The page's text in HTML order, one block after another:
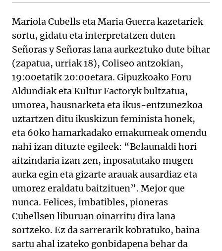
Mariola Cubells eta Maria Guerra kazetariek
sortu, gidatu eta interpretatzen duten
Señoras y Señoras lana aurkeztuko dute bihar
(zapatua, urriak 18), Coliseo antzokian,
19:00etatik 20:00etara. Gipuzkoako Foru
Aldundiak eta Kultur Factoryk bultzatua,
umorea, hausnarketa eta ikus-entzunezkoa
uztartzen ditu ikuskizun feminista honek,
eta 60ko hamarkadako emakumeak omendu
nahi izan dituzte egileek: “Belaunaldi hori
aitzindaria izan zen, inposatutako mugen
aurka egin eta gizarte arauak ausardiaz eta
umorez eraldatu baitzituen”. Mejor que
nunca. Felices, imbatibles, pioneras
Cubellsen liburuan oinarritu dira lana
sortzeko. Ez da sarrerarik kobratuko, baina
sartu ahal izateko gonbidapena behar da